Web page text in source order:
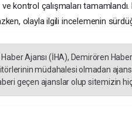
kontrol çalışmaları tamamlandı.
olayla ilgili incelemenin
Ajansı (İHA), Demirören
müdahalesi olmadan
geçen ajanslar olup sitemizin